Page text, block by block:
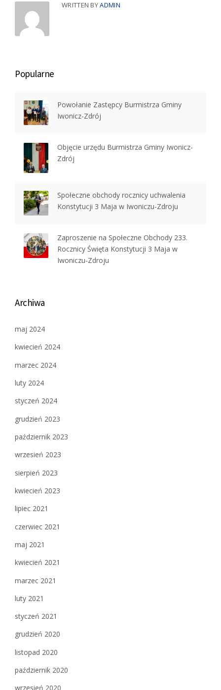
WRITTEN BYADMIN
Popularne
Powołanie Zastępcy Burmistrza Gminy
Iwonicz-Zdrój
Objęcie urzędu Burmistrza Gminy Iwonicz-
Zdrój
Społeczne obchody rocznicy uchwalenia
Konstytucji 3 Maja w Iwoniczu-Zdroju
Zaproszenie na Społeczne Obchody 233.
Rocznicy Święta Konstytucji 3 Maja w
Iwoniczu-Zdroju
Archiwa
maj 2024
kwiecień 2024
marzec 2024
luty 2024
styczeń 2024
grudzień 2023
październik 2023
wrzesień 2023
sierpień 2023
kwiecień 2023
lipiec 2021
czerwiec 2021
maj 2021
kwiecień 2021
marzec 2021
luty 2021
styczeń 2021
grudzień 2020
listopad 2020
październik 2020
wrzesień 2020